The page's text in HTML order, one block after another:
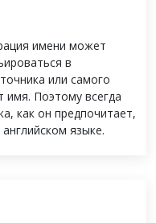
имени может
в
или самого
имя. Поэтому всегда
как он предпочитает,
языке.